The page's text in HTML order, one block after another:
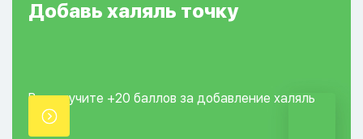
Добавь халяль точку
Вы получите +20 баллов за добавление халяль
точки.